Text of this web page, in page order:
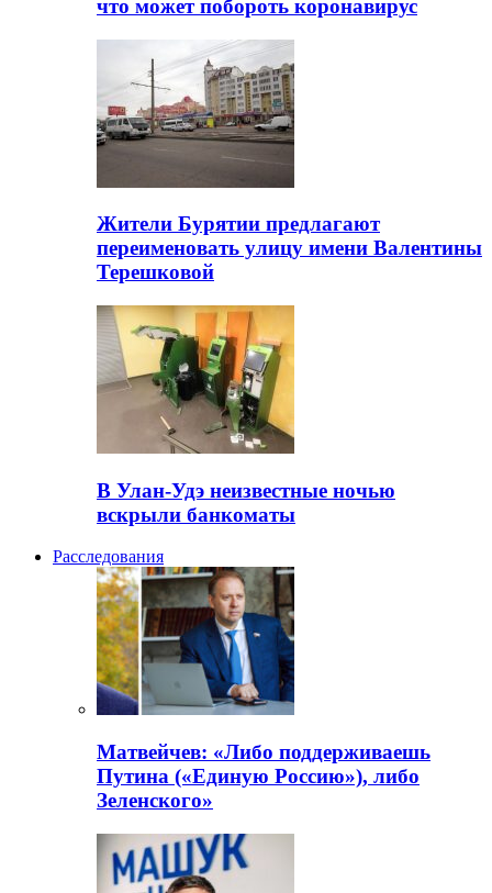
что может побороть коронавирус
Жители Бурятии предлагают
переименовать улицу имени Валентины
Терешковой
В Улан-Удэ неизвестные ночью
вскрыли банкоматы
Расследования
Матвейчев: «Либо поддерживаешь
Путина («Единую Россию»), либо
Зеленского»